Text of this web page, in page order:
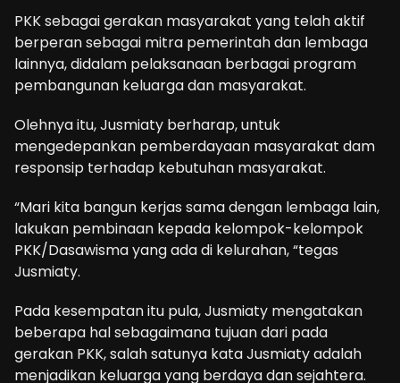
PKK sebagai gerakan masyarakat yang telah aktif
berperan sebagai mitra pemerintah dan lembaga
lainnya, didalam pelaksanaan berbagai program
pembangunan keluarga dan masyarakat.
Olehnya itu, Jusmiaty berharap, untuk
mengedepankan pemberdayaan masyarakat dam
responsip terhadap kebutuhan masyarakat.
“Mari kita bangun kerjas sama dengan lembaga lain,
lakukan pembinaan kepada kelompok-kelompok
PKK/Dasawisma yang ada di kelurahan, “tegas
Jusmiaty.
Pada kesempatan itu pula, Jusmiaty mengatakan
beberapa hal sebagaimana tujuan dari pada
gerakan PKK, salah satunya kata Jusmiaty adalah
menjadikan keluarga yang berdaya dan sejahtera.